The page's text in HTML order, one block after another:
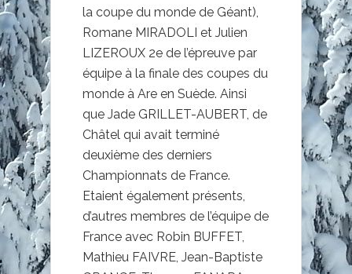
la coupe du monde de Géant),
Romane MIRADOLI et Julien
LIZEROUX 2e de l’épreuve par
équipe à la finale des coupes du
monde à Are en Suède. Ainsi
que Jade GRILLET-AUBERT, de
Châtel qui avait terminé
deuxième des derniers
Championnats de France.
Etaient également présents,
d’autres membres de l’équipe de
France avec Robin BUFFET,
Mathieu FAIVRE, Jean-Baptiste